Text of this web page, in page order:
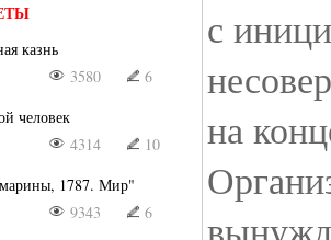
казнь
3580
6
человек
4314
10
1787. Мир"
9343
6
с
на